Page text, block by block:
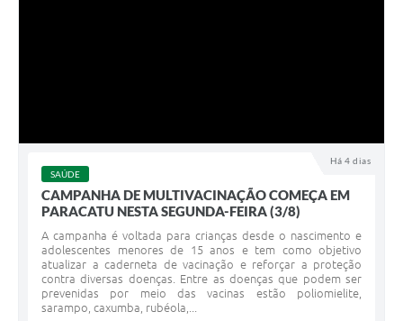
Há 4 dias
SAÚDE
CAMPANHA DE MULTIVACINAÇÃO COMEÇA EM
PARACATU NESTA SEGUNDA-FEIRA (3/8)
A campanha é voltada para crianças desde o nascimento e
adolescentes menores de 15 anos e tem como objetivo
atualizar a caderneta de vacinação e reforçar a proteção
contra diversas doenças. Entre as doenças que podem ser
prevenidas por meio das vacinas estão poliomielite,
sarampo, caxumba, rubéola,...